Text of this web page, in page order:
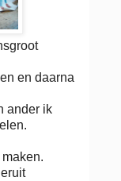
en daarna
ander ik